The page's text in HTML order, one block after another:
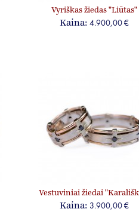
Vyriškas žiedas "Liūtas"
Kaina: 4.900,00 €
Vestuviniai žiedai
Kaina: 3.900,00 €